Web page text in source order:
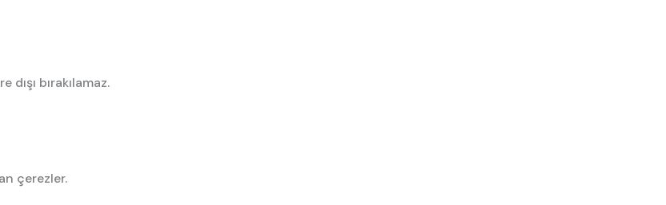
bırakılamaz.
çerezler.